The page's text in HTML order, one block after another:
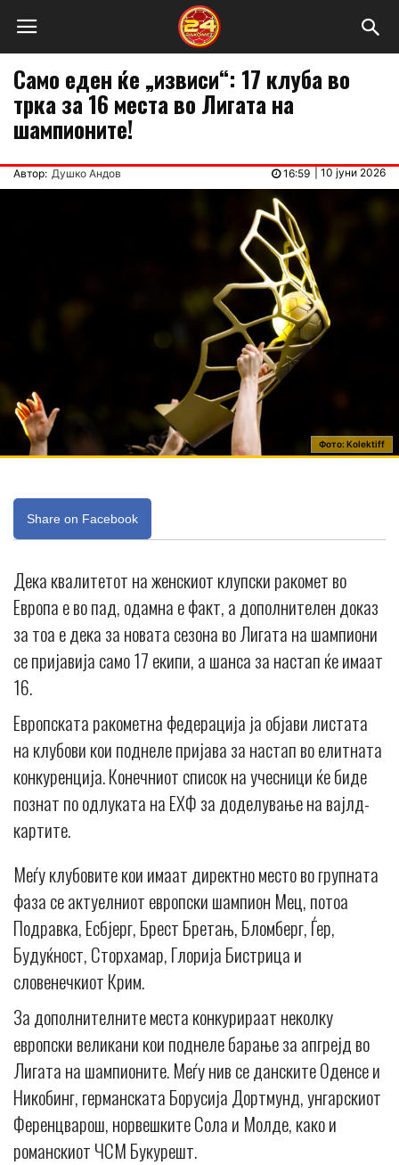
Само еден ќе „извиси“: 17 клуба во
трка за 16 места во Лигата на
шампионите!
Автор: Душко Андов 10 јуни 2026
16:59
Фото: Kolektiff
Share on Facebook
Дека квалитетот на женскиот клупски ракомет во
Европа е во пад, одамна е факт, а дополнителен доказ
за тоа е дека за новата сезона во Лигата на шампиони
се пријавија само 17 екипи, а шанса за настап ќе имаат
16.
Европската ракометна федерација ја објави листата
на клубови кои поднеле пријава за настап во елитната
конкуренција. Конечниот список на учесници ќе биде
познат по одлуката на ЕХФ за доделување на вајлд-
картите.
Меѓу клубовите кои имаат директно место во групната
фаза се актуелниот европски шампион Мец, потоа
Подравка, Есбјерг, Брест Бретањ, Бломберг, Ѓер,
Будуќност, Сторхамар, Глорија Бистрица и
словенечкиот Крим.
За дополнителните места конкурираат неколку
европски великани кои поднеле барање за апгрејд во
Лигата на шампионите. Меѓу нив се данските Оденсе и
Никобинг, германската Борусија Дортмунд, унгарскиот
Ференцварош, норвешките Сола и Молде, како и
романскиот ЧСМ Букурешт.